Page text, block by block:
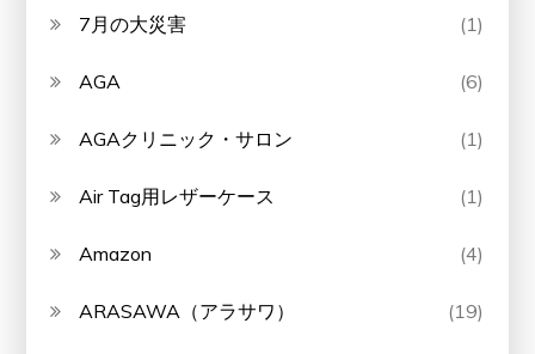
7月の大災害 (1)
AGA (6)
AGAクリニック・サロン (1)
Air Tag用レザーケース (1)
Amazon (4)
ARASAWA（アラサワ） (19)